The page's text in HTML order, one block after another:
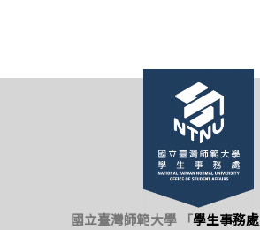
國立臺灣師範大學 「學生事務處